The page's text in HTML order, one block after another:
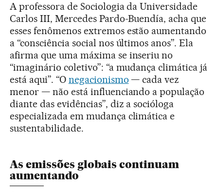
A professora de Sociologia da Universidade
Carlos III, Mercedes Pardo-Buendía, acha que
esses fenômenos extremos estão aumentando
a “consciência social nos últimos anos”. Ela
afirma que uma máxima se inseriu no
“imaginário coletivo”: “a mudança climática já
está aqui”. “O negacionismo — cada vez
menor — não está influenciando a população
diante das evidências”, diz a socióloga
especializada em mudança climática e
sustentabilidade.
As emissões globais continuam
aumentando